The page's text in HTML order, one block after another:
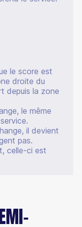
le score est
droite du
depuis la zone
le même
il devient
pas.
celle-ci est